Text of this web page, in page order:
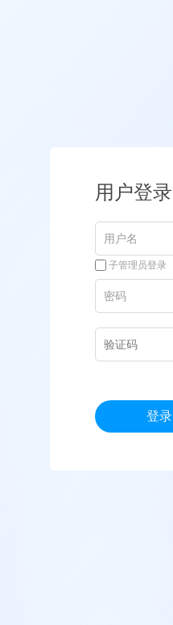
用户登录
子管理员登录
登录